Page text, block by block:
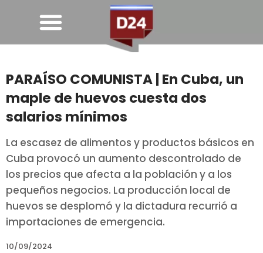
PARAÍSO COMUNISTA | En Cuba, un
maple de huevos cuesta dos
salarios mínimos
La escasez de alimentos y productos básicos en
Cuba provocó un aumento descontrolado de
los precios que afecta a la población y a los
pequeños negocios. La producción local de
huevos se desplomó y la dictadura recurrió a
importaciones de emergencia.
10/09/2024